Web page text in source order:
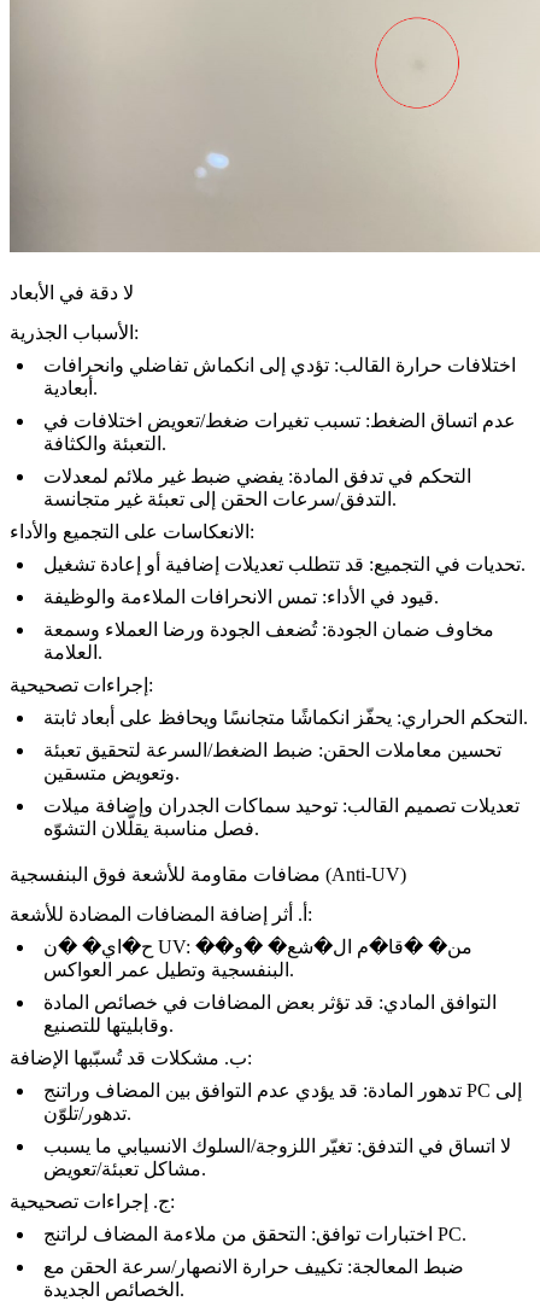
لا دقة في الأبعاد
الأسباب الجذرية:
اختلافات حرارة القالب: تؤدي إلى انكماش تفاضلي وانحرافات
أبعادية.
عدم اتساق الضغط: تسبب تغيرات ضغط/تعويض اختلافات في
التعبئة والكثافة.
التحكم في تدفق المادة: يفضي ضبط غير ملائم لمعدلات
التدفق/سرعات الحقن إلى تعبئة غير متجانسة.
الانعكاسات على التجميع والأداء:
تحديات في التجميع: قد تتطلب تعديلات إضافية أو إعادة تشغيل.
قيود في الأداء: تمس الانحرافات الملاءمة والوظيفة.
مخاوف ضمان الجودة: تُضعف الجودة ورضا العملاء وسمعة
العلامة.
إجراءات تصحيحية:
التحكم الحراري: يحفّز انكماشًا متجانسًا ويحافظ على أبعاد ثابتة.
تحسين معاملات الحقن: ضبط الضغط/السرعة لتحقيق تعبئة
وتعويض متسقين.
تعديلات تصميم القالب: توحيد سماكات الجدران وإضافة ميلات
فصل مناسبة يقلّلان التشوّه.
مضافات مقاومة للأشعة فوق البنفسجية (Anti-UV)
أ. أثر إضافة المضافات المضادة للأشعة:
ح�اي� �ن UV: �من� �قا�م ال�شع� �و�
البنفسجية وتطيل عمر العواكس.
التوافق المادي: قد تؤثر بعض المضافات في خصائص المادة
وقابليتها للتصنيع.
ب. مشكلات قد تُسبّبها الإضافة:
تدهور المادة: قد يؤدي عدم التوافق بين المضاف وراتنج PC إلى
تدهور/تلوّن.
لا اتساق في التدفق: تغيّر اللزوجة/السلوك الانسيابي ما يسبب
مشاكل تعبئة/تعويض.
ج. إجراءات تصحيحية:
اختبارات توافق: التحقق من ملاءمة المضاف لراتنج PC.
ضبط المعالجة: تكييف حرارة الانصهار/سرعة الحقن مع
الخصائص الجديدة.